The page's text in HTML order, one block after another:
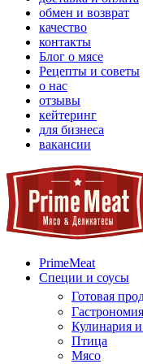
обмен и возврат
качество
контакты
Блог о мясе
Рецепты и советы
о нас
отзывы
кейтеринг
для бизнеса
вакансии
PrimeMeat
Специи и соусы
Готовая
Гастрономия
Кулинария
Птица
Мясо